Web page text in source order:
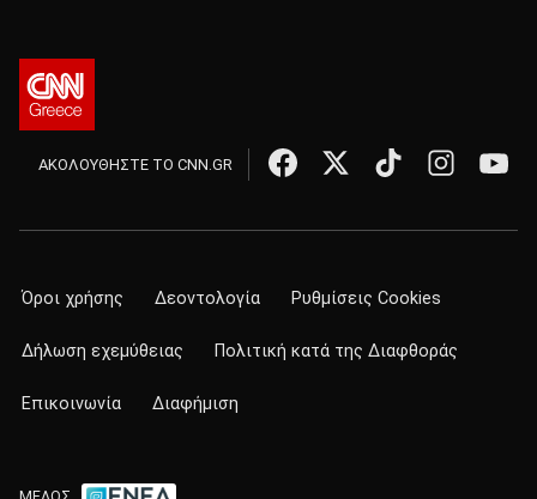
ΑΚΟΛΟΥΘΗΣΤΕ ΤΟ CNN.GR
Όροι χρήσης Δεοντολογία Ρυθμίσεις Cookies
Δήλωση εχεμύθειας Πολιτική κατά της Διαφθοράς
Επικοινωνία Διαφήμιση